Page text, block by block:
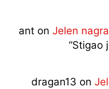
anton Jelen
“Stigao
dragan13 on